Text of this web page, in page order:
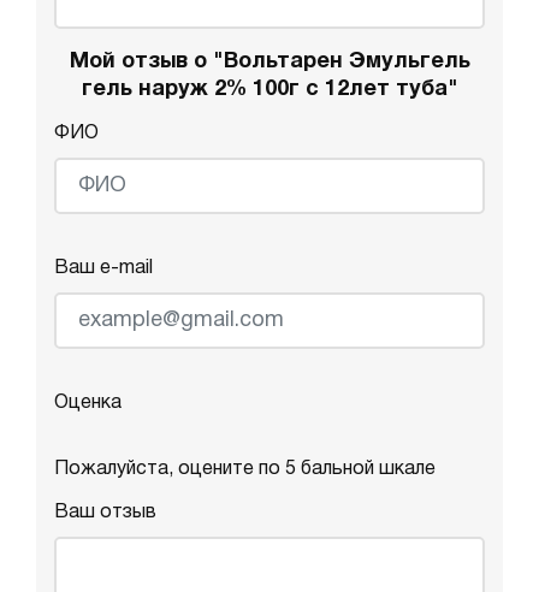
Мой отзыв о "Вольтарен Эмульгель
гель наруж 2% 100г с 12лет туба"
ФИО
Ваш e-mail
Оценка
Пожалуйста, оцените по 5 бальной шкале
Ваш отзыв